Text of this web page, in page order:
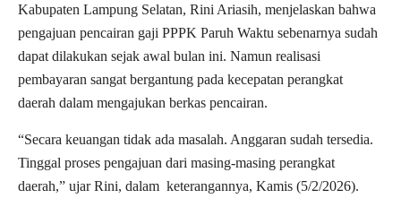
Kabupaten Lampung Selatan, Rini Ariasih, menjelaskan bahwa
pengajuan pencairan gaji PPPK Paruh Waktu sebenarnya sudah
dapat dilakukan sejak awal bulan ini. Namun realisasi
pembayaran sangat bergantung pada kecepatan perangkat
daerah dalam mengajukan berkas pencairan.
“Secara keuangan tidak ada masalah. Anggaran sudah tersedia.
Tinggal proses pengajuan dari masing-masing perangkat
daerah,” ujar Rini, dalam keterangannya, Kamis (5/2/2026).